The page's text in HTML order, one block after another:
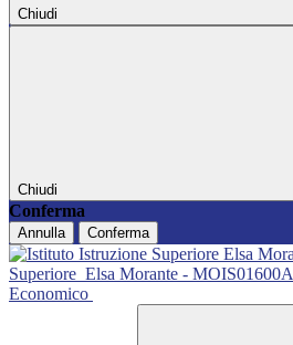
Chiudi
Chiudi
Conferma
Annulla Conferma
Superiore Elsa Morante - MOIS01600A
Economico